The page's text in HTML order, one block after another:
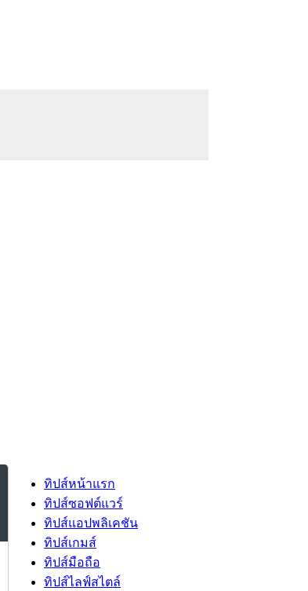
ทิปส์หน้าแรก
ทิปส์ซอฟต์แวร์
ทิปส์แอปพลิเคชัน
ทิปส์เกมส์
ทิปส์มือถือ
ทิปส์ไลฟ์สไตล์